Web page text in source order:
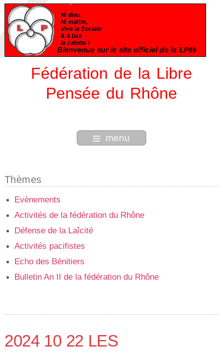
Fédération de la Libre
Pensée du Rhône
menu
Thèmes
Evènements
Activités de la fédération du Rhône
Défense de la Laîcité
Activités pacifistes
Echo des Bénitiers
Bulletin An II de la fédération du Rhône
2024 10 22 LES